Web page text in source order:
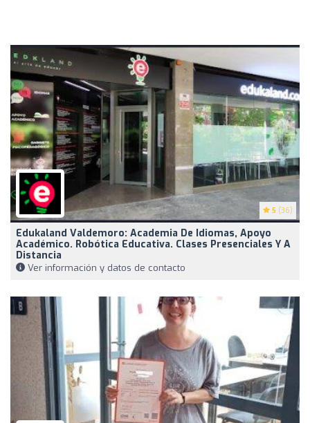
5 (36)
Edukaland Valdemoro: Academia De Idiomas, Apoyo
Académico. Robótica Educativa. Clases Presenciales Y A
Distancia
Ver información y datos de contacto